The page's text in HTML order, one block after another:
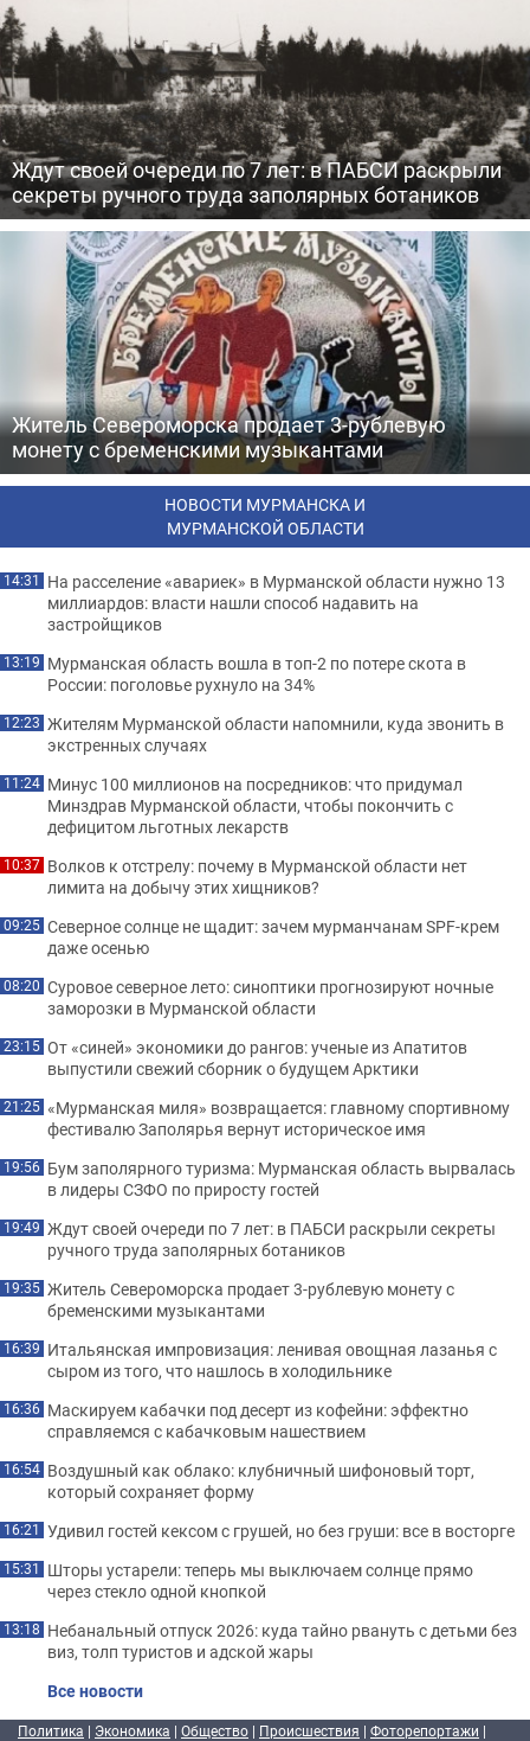
Ждут своей очереди по 7 лет: в ПАБСИ раскрыли
секреты ручного труда заполярных ботаников
Житель Североморска продает 3-рублевую
монету с бременскими музыкантами
НОВОСТИ МУРМАНСКА И
МУРМАНСКОЙ ОБЛАСТИ
14:31 На расселение «авариек» в Мурманской области нужно 13
миллиардов: власти нашли способ надавить на
застройщиков
13:19 Мурманская область вошла в топ-2 по потере скота в
России: поголовье рухнуло на 34%
12:23 Жителям Мурманской области напомнили, куда звонить в
экстренных случаях
11:24 Минус 100 миллионов на посредников: что придумал
Минздрав Мурманской области, чтобы покончить с
дефицитом льготных лекарств
10:37 Волков к отстрелу: почему в Мурманской области нет
лимита на добычу этих хищников?
09:25 Северное солнце не щадит: зачем мурманчанам SPF-крем
даже осенью
08:20 Суровое северное лето: синоптики прогнозируют ночные
заморозки в Мурманской области
23:15 От «синей» экономики до рангов: ученые из Апатитов
выпустили свежий сборник о будущем Арктики
21:25 «Мурманская миля» возвращается: главному спортивному
фестивалю Заполярья вернут историческое имя
19:56 Бум заполярного туризма: Мурманская область вырвалась
в лидеры СЗФО по приросту гостей
19:49 Ждут своей очереди по 7 лет: в ПАБСИ раскрыли секреты
ручного труда заполярных ботаников
19:35 Житель Североморска продает 3-рублевую монету с
бременскими музыкантами
16:39 Итальянская импровизация: ленивая овощная лазанья с
сыром из того, что нашлось в холодильнике
16:36 Маскируем кабачки под десерт из кофейни: эффектно
справляемся с кабачковым нашествием
16:54 Воздушный как облако: клубничный шифоновый торт,
который сохраняет форму
16:21 Удивил гостей кексом с грушей, но без груши: все в восторге
15:31 Шторы устарели: теперь мы выключаем солнце прямо
через стекло одной кнопкой
13:18 Небанальный отпуск 2026: куда тайно рвануть с детьми без
виз, толп туристов и адской жары
Все новости
Политика | Экономика | Общество | Происшествия | Фоторепортажи |